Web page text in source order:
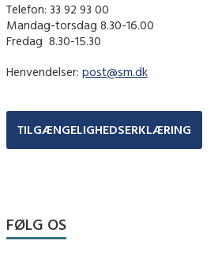
Telefon: 33 92 93 00
Mandag-torsdag 8.30-16.00
Fredag ​ 8.30-15.30
Henvendelser: post@sm.dk
TILGÆNGELIGHEDSERKLÆRING
FØLG OS